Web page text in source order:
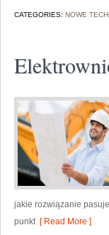
CATEGORIES: NOWE
jakie rozwiązanie
punkt[ Read More ]